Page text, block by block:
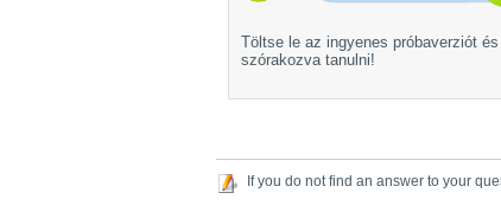
Töltse le az ingyenes próbaverziót
szórakozva tanulni!
If you do not find an answer to your